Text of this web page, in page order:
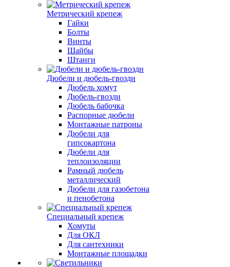
Метрический крепеж
Гайки
Болты
Винты
Шайбы
Штанги
Дюбели и дюбель-гвозди
Дюбель хомут
Дюбель-гвозди
Дюбель бабочка
Распорные дюбели
Монтажные патроны
Дюбели для
гипсокартона
Дюбели для
теплоизоляции
Рамный дюбель
металлический
Дюбели для газобетона
и пенобетона
Специальный крепеж
Хомуты
Для ОКЛ
Для сантехники
Монтажные площадки